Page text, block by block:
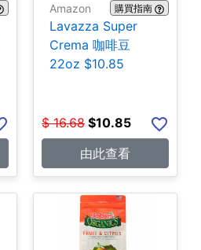
Amazon 購買指南
Lavazza Super
Crema 咖啡豆
22oz $10.85
$ 16.68 $10.85
由此查看